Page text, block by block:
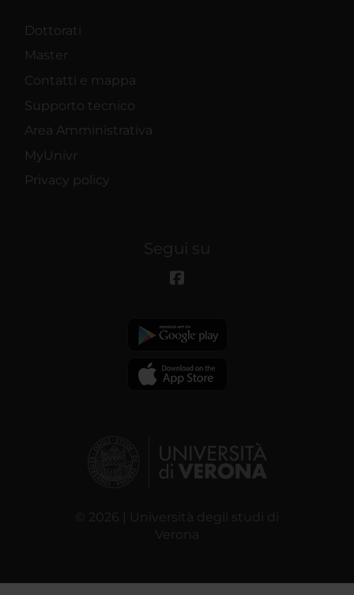
Dottorati
Master
Contatti e mappa
Supporto tecnico
Area Amministrativa
MyUnivr
Privacy policy
Segui su
© 2026 | Università degli studi di
Verona